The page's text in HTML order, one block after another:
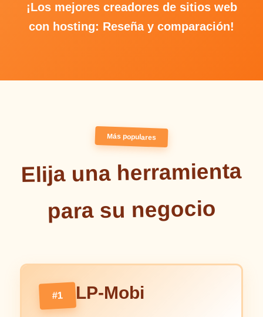
¡Los mejores creadores de sitios web
con hosting: Reseña y comparación!
Más populares
Elija una herramienta
para su negocio
#1 LP-Mobi